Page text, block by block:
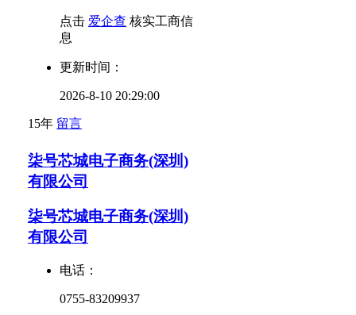
点击 爱企查 核实工商信
息
更新时间：
2026-8-10 20:29:00
15年 留言
柒号芯城电子商务(深圳)
有限公司
柒号芯城电子商务(深圳)
有限公司
电话：
0755-83209937